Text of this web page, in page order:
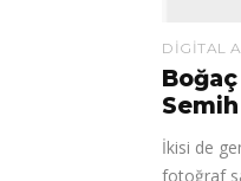
DIGITAL
İkisi de
fotoğraf